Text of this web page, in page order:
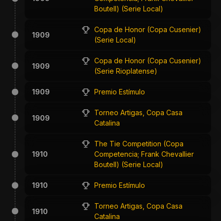
Boutell) (Serie Local)
1909
Copa de Honor (Copa Cusenier)
(Serie Local)
1909
Copa de Honor (Copa Cusenier)
(Serie Rioplatense)
1909 Premio Estímulo
1909
Torneo Artigas, Copa Casa
Catalina
1910
The Tie Competition (Copa
Competencia; Frank Chevallier
Boutell) (Serie Local)
1910 Premio Estímulo
1910
Torneo Artigas, Copa Casa
Catalina